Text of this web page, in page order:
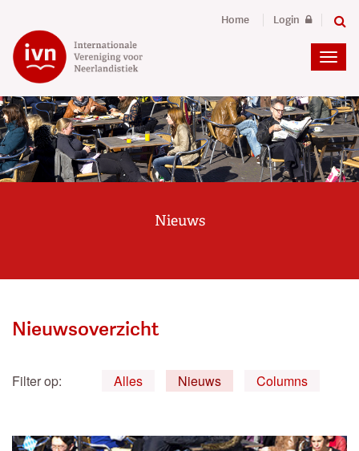
Home Login
Nieuws
Nieuwsoverzicht
Filter op: Alles Nieuws Columns